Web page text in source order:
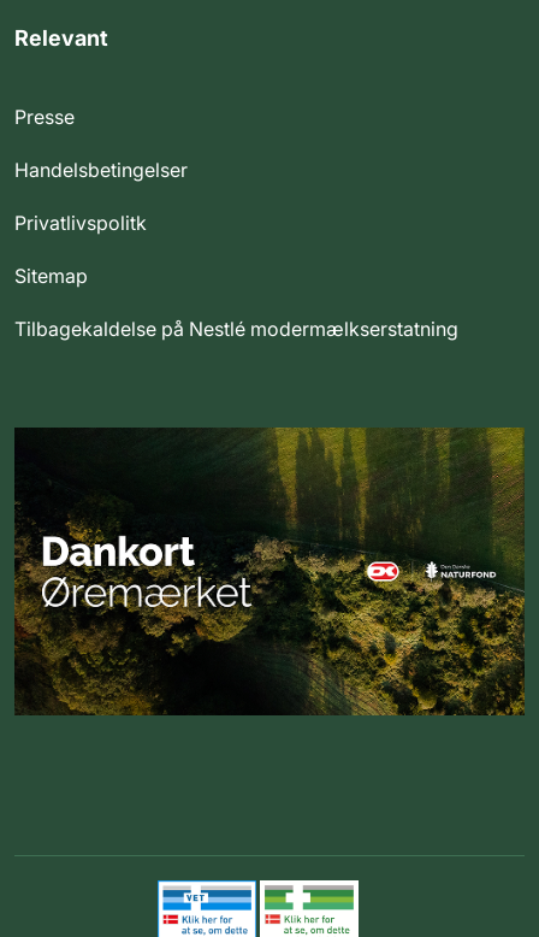
Relevant
Presse
Handelsbetingelser
Privatlivspolitk
Sitemap
Tilbagekaldelse på Nestlé modermælkserstatning